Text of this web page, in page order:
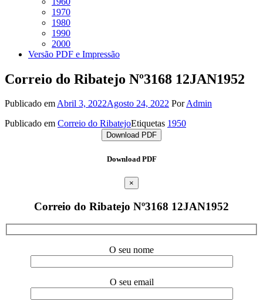
1970
1980
1990
2000
Versão PDF e Impressão
Correio do Ribatejo Nº3168 12JAN1952
Publicado emAbril 3, 2022Agosto 24, 2022 PorAdmin
Publicado em Correio do RibatejoEtiquetas 1950
Download PDF
Download PDF
×
Correio do Ribatejo Nº3168 12JAN1952
O seu nome
O seu email